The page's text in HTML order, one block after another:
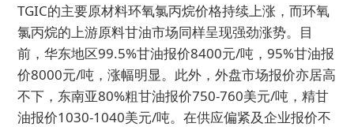
TGIC的主要原材料环氧氯丙烷价格持续上涨，而环氧
氯丙烷的上游原料甘油市场同样呈现强劲涨势。目
前，华东地区99.5%甘油报价8400元/吨，95%甘油报
价8000元/吨，涨幅明显。此外，外盘市场报价亦居高
不下，东南亚80%粗甘油报价750-760美元/吨，精甘
油报价1030-1040美元/吨。在供应偏紧及企业报价不